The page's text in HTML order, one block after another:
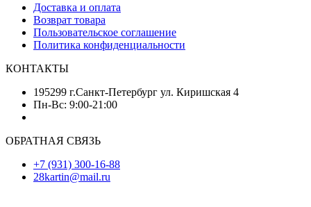
Доставка и оплата
Возврат товара
Пользовательское соглашение
Политика конфиденциальности
КОНТАКТЫ
195299 г.Санкт-Петербург ул. Киришская 4
Пн-Вс: 9:00-21:00
ОБРАТНАЯ СВЯЗЬ
+7 (931) 300-16-88
28kartin@mail.ru